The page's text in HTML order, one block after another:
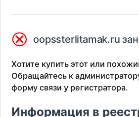
⮿ oopssterlitamak.ru
Хотите купить этот или
Обращайтесь к
форму связи у регистратора.
Информация в